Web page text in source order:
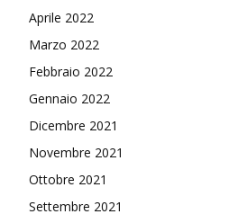
Aprile 2022
Marzo 2022
Febbraio 2022
Gennaio 2022
Dicembre 2021
Novembre 2021
Ottobre 2021
Settembre 2021